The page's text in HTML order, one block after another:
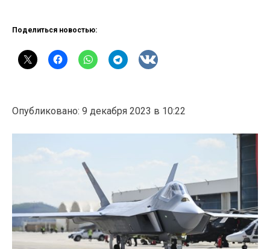
Поделиться новостью:
Опубликовано: 9 декабря 2023 в 10:22